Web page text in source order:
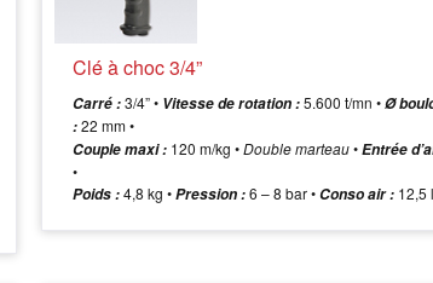
Clé à choc 3/4”
Carré :3/4” • Vitesse de rotation :5.600 t/mn •Ø
:22 mm •
Couple maxi : 120 m/kg •Double marteau•Entrée
•
Poids :4,8 kg •Pression :6 – 8 bar •Conso air : 12,5